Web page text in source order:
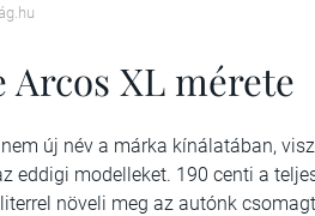
Arcos XL mérete
új név a márka kínálatában,
eddigi modelleket. 190 centi a
növeli meg az autónk